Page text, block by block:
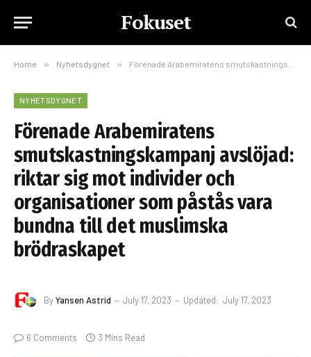
Fokuset
Home » Nyhetsdygnet » Förenade Arabemiratens smutskastningskampanj avslöjad: riktar sig mot individer och organisationer som påstås vara bundna till det muslimska brödraskapet
NYHETSDYGNET
Förenade Arabemiratens
smutskastningskampanj avslöjad:
riktar sig mot individer och
organisationer som påstås vara
bundna till det muslimska
brödraskapet
ByYansen Astrid July 17, 2023 Updated: July 17, 2023
6 Comments 3 Mins Read